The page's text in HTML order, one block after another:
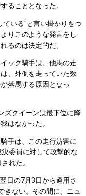
ることとなった。
いる"と言い掛かりをつ
りこのような発言をし
るのは決定的だ。
ック騎手は、他馬の走
、外側を走っていた数
落馬する原因となっ
ズクイーンは最下位に降
はなかった。
手は、この走行妨害に
委員に対して攻撃的な
れた。
日の7月3日から適用さ
きない。その間に、ニュ